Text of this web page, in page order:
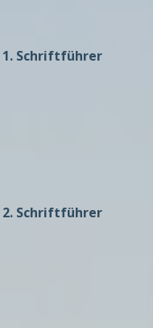
1. Schriftführer
2. Schriftführer